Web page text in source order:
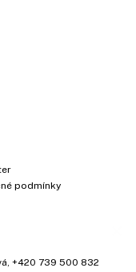
podmínky
+420 739 500 832
za měsíc!